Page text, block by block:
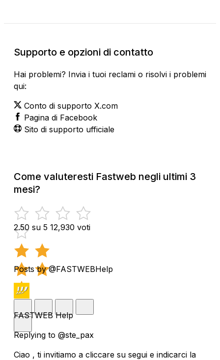
Supporto e opzioni di contatto
Hai problemi? Invia i tuoi reclami o risolvi i problemi
qui:
Conto di supporto X.com
Pagina di Facebook
Sito di supporto ufficiale
Come valuteresti Fastweb negli ultimi 3
mesi?
2.50 su 5 12,930 voti
Posts by @FASTWEBHelp
FASTWEB Help
Replying to @ste_pax
Ciao , ti invitiamo a cliccare su segui e indicarci la